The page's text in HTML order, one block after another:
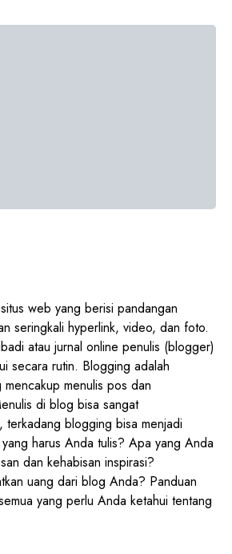
web yang berisi pandangan
seringkali hyperlink, video, dan foto.
atau jurnal online penulis (blogger)
secara rutin. Blogging adalah
menulis pos dan
di blog bisa sangat
terkadang blogging bisa menjadi
harus Anda tulis? Apa yang Anda
dan kehabisan inspirasi?
uang dari blog Anda? Panduan
yang perlu Anda ketahui tentang